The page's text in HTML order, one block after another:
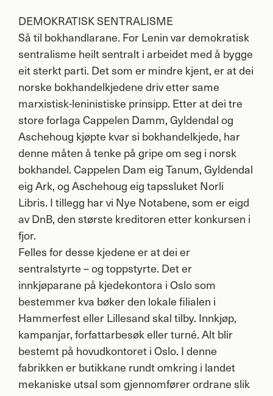
DEMOKRATISKSENTRALISME
Så til bokhandlarane. For Lenin var demokratisk
sentralisme heilt sentralt i arbeidet med å bygge
eit sterkt parti. Det som er mindre kjent, er at dei
norske bokhandelkjedene driv etter same
marxistisk-leninistiske prinsipp. Etter at dei tre
store forlaga Cappelen Damm, Gyldendal og
Aschehoug kjøpte kvar si bokhandelkjede, har
denne måten å tenke på gripe om seg i norsk
bokhandel. Cappelen Dam eig Tanum, Gyldendal
eig Ark, og Aschehoug eig tapssluket Norli
Libris. I tillegg har vi Nye Notabene, som er eigd
av DnB, den største kreditoren etter konkursen i
fjor.
Felles for desse kjedene er at dei er
sentralstyrte – og toppstyrte. Det er
innkjøparane på kjedekontora i Oslo som
bestemmer kva bøker den lokale filialen i
Hammerfest eller Lillesand skal tilby. Innkjøp,
kampanjar, forfattarbesøk eller turné. Alt blir
bestemt på hovudkontoret i Oslo. I denne
fabrikken er butikkane rundt omkring i landet
mekaniske utsal som gjennomfører ordrane slik